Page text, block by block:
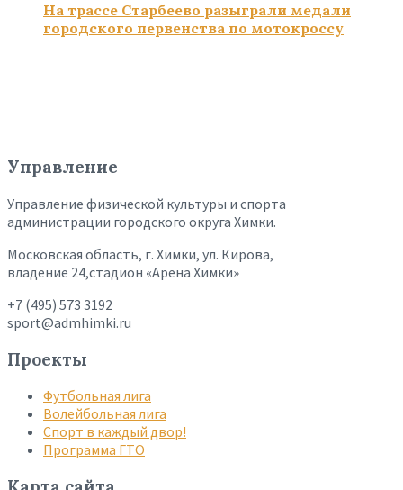
На трассе Старбеево разыграли медали
городского первенства по мотокроссу
Управление
Управление физической культуры и спорта
администрации городского округа Химки.
Московская область, г. Химки, ул. Кирова,
владение 24,стадион «Арена Химки»
+7 (495) 573 3192
sport@admhimki.ru
Проекты
Футбольная лига
Волейбольная лига
Спорт в каждый двор!
Программа ГТО